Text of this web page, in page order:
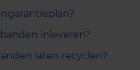
inleveren?
laten recyclen?